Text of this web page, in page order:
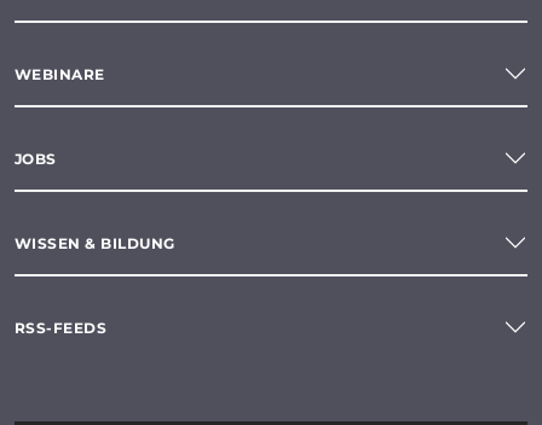
WEBINARE
JOBS
WISSEN & BILDUNG
RSS-FEEDS